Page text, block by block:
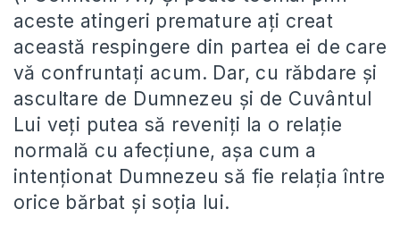
aceste atingeri premature ați creat
această respingere din partea ei de care
vă confruntați acum. Dar, cu răbdare și
ascultare de Dumnezeu și de Cuvântul
Lui veți putea să reveniți la o relație
normală cu afecțiune, așa cum a
intenționat Dumnezeu să fie relația între
orice bărbat și soția lui.